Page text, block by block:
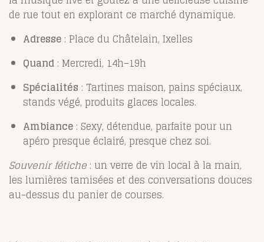
de rue tout en explorant ce marché dynamique.
Adresse : Place du Châtelain, Ixelles
Quand : Mercredi, 14h–19h
Spécialités : Tartines maison, pains spéciaux,
stands végé, produits glaces locales.
Ambiance : Sexy, détendue, parfaite pour un
apéro presque éclairé, presque chez soi.
Souvenir fétiche : un verre de vin local à la main,
les lumières tamisées et des conversations douces
au-dessus du panier de courses.